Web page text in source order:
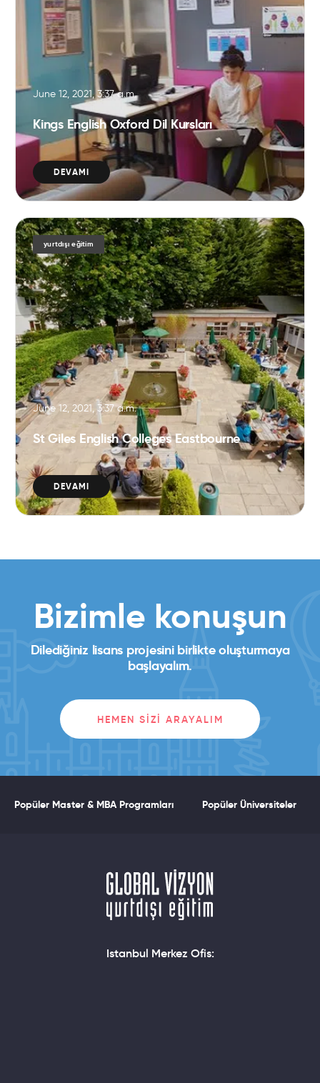
June 12, 2021, 3:37 a.m.
Kings English Oxford Dil Kursları
DEVAMI
yurtdışı eğitim
June 12, 2021, 3:37 a.m.
St Giles English Colleges Eastbourne
DEVAMI
Bizimle konuşun
Dilediğiniz lisans projesini birlikte oluşturmaya
başlayalım.
HEMEN SIZI ARAYALIM
Popüler Master & MBA Programları Popüler Üniversiteler
Istanbul Merkez Ofis: